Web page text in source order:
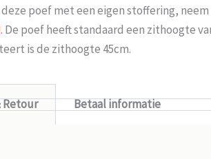
poef met een eigen stoffering,
. De poef heeft standaard een zithoogte
is de zithoogte 45cm.
Retour Betaal informatie